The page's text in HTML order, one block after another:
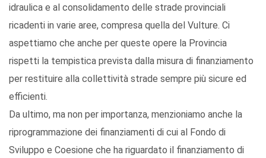
idraulica e al consolidamento delle strade provinciali
ricadenti in varie aree, compresa quella del Vulture. Ci
aspettiamo che anche per queste opere la Provincia
rispetti la tempistica prevista dalla misura di finanziamento
per restituire alla collettività strade sempre più sicure ed
efficienti.
Da ultimo, ma non per importanza, menzioniamo anche la
riprogrammazione dei finanziamenti di cui al Fondo di
Sviluppo e Coesione che ha riguardato il finanziamento di